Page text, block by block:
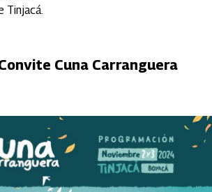
Tinjacá.
Cuna Carranguera